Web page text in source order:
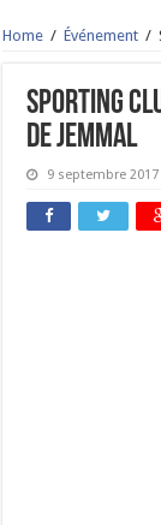
Home / Événement /
Sporting
de Jemmal
9 septembre 2017